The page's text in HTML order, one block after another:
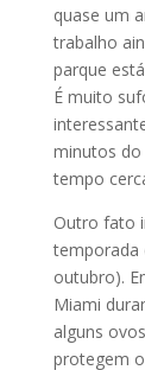
quase um
trabalho
parque
É muito
minutos
tempo
Outro fato
temporada
outubro).
Miami
alguns
protegem